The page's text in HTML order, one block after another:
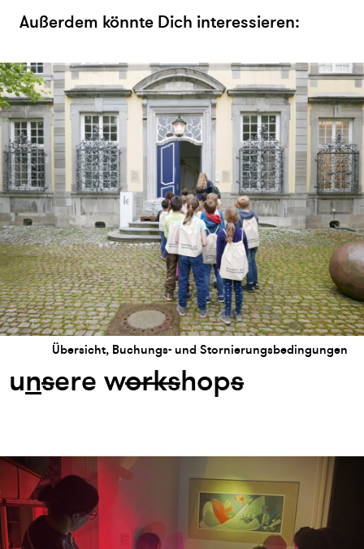
Außerdem könnte Dich interessieren:
Übersicht, Buchungs- und Stornierungsbedingungen
unsere workshops